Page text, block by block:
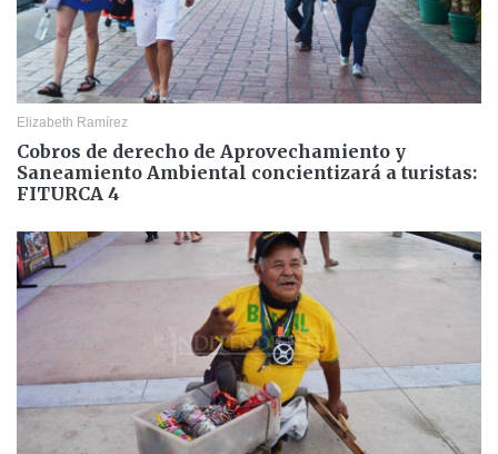
Elizabeth Ramírez
Cobros de derecho de Aprovechamiento y
Saneamiento Ambiental concientizará a turistas:
FITURCA 4